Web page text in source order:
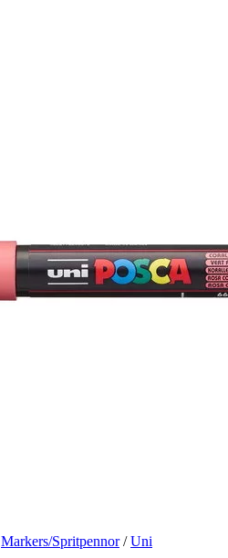
Markers/Spritpennor/Uni